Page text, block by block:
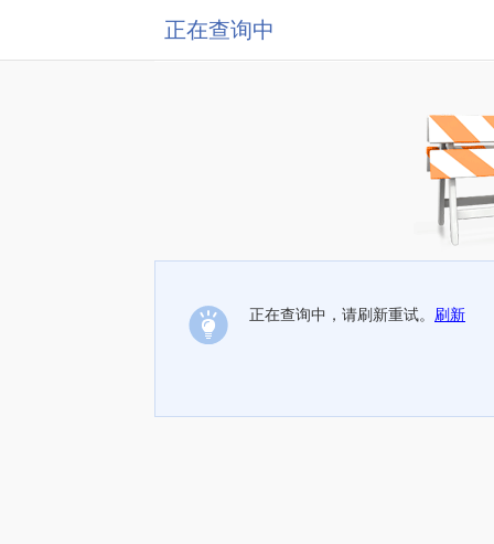
正在查询中
正在查询中，请刷新重试。 刷新